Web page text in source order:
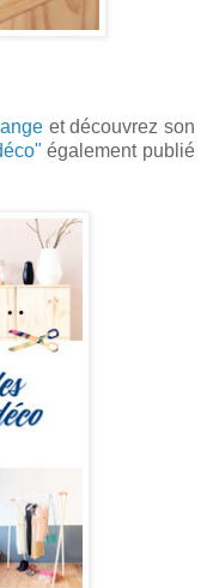
et découvrez son
également publié